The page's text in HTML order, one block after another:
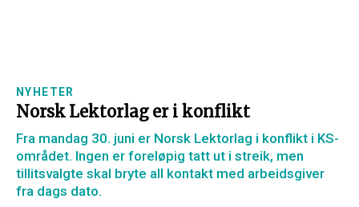
NYHETER
Norsk Lektorlag er i konflikt
Fra mandag 30. juni er Norsk Lektorlag i konflikt i KS-
området. Ingen er foreløpig tatt ut i streik, men
tillitsvalgte skal bryte all kontakt med arbeidsgiver
fra dags dato.